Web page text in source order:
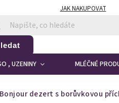
JAK NAKUPOVAT
, UZENINY MLÉČNÉ
dezert s borůvkovou